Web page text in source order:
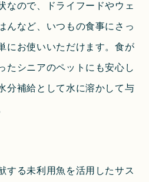
なので、ドライフードやウェ
んなど、いつもの食事にさっ
にお使いいただけます。食が
たシニアのペットにも安心し
分補給として水に溶かして与
する未利用魚を活用したサス